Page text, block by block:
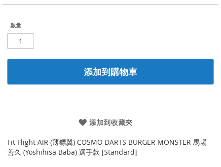
數量
添加到購物車
添加到收藏夾
Fit Flight AIR (薄鏢翼) COSMO DARTS BURGER MONSTER 馬場
善久 (Yoshihisa Baba) 選手款 [Standard]